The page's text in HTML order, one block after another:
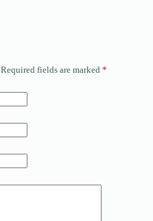
Required fields are marked *